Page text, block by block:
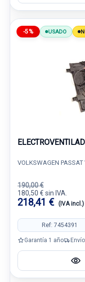
-5% USADO
VOLKSWAGEN
190,00 €
180,50 € sin IVA.
218,41 € (IVA incl.)
Ref: 7454391
Garantía 1 año